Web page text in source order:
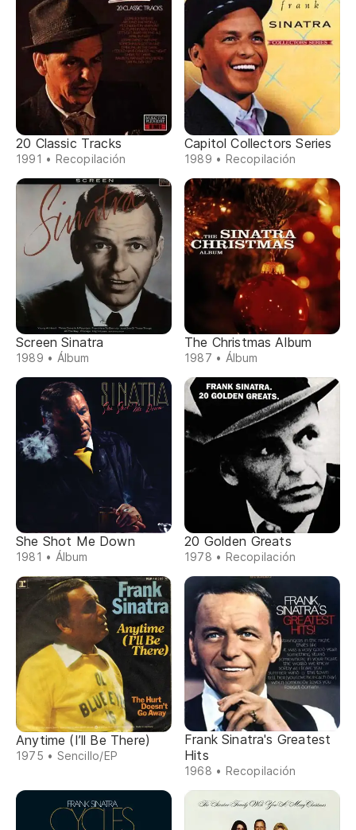
20 Classic Tracks
1991 • Recopilación
Capitol Collectors Series
1989 • Recopilación
Screen Sinatra
1989 • Álbum
The Christmas Album
1987 • Álbum
She Shot Me Down
1981 • Álbum
20 Golden Greats
1978 • Recopilación
Anytime (I’ll Be There)
1975 • Sencillo/EP
Frank Sinatra's Greatest
Hits
1968 • Recopilación